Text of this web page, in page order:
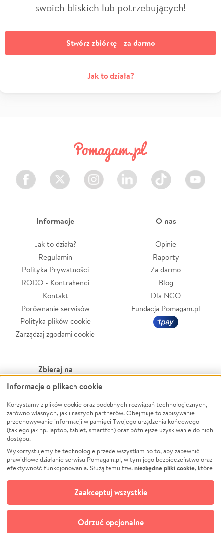
swoich bliskich lub potrzebujących!
Stwórz zbiórkę - za darmo
Jak to działa?
Facebook Twitter Instagram LinkedIn TikTok Youtube
Informacje
Jak to działa?
Regulamin
Polityka Prywatności
RODO - Kontrahenci
Kontakt
Porównanie serwisów
Polityka plików cookie
Zarządzaj zgodami cookie
O nas
Opinie
Raporty
Za darmo
Blog
Dla NGO
Fundacja Pomagam.pl
Zbieraj na
Leczenie
Zwierzęta
Pożar
Ukraina
Pomoc Finansowa
Projekty
Pogrzeb
Społeczność lokalna
Kultura
Powódź
Wichura
NGO
Edukacja
Podróż
Impreza
Ochrona środowiska
Biznes
Informacje o plikach cookie
Korzystamy z plików cookie oraz podobnych rozwiązań technologicznych,
zarówno własnych, jak i naszych partnerów. Obejmuje to zapisywanie i
przechowywanie informacji w pamięci Twojego urządzenia końcowego
(takiego jak np. laptop, tablet, smartfon) oraz późniejsze uzyskiwanie do nich
dostępu.
Wykorzystujemy te technologie przede wszystkim po to, aby zapewnić
prawidłowe działanie serwisu Pomagam.pl, w tym jego bezpieczeństwo oraz
efektywność funkcjonowania. Służą temu tzw.niezbędne pliki cookie, które
opcjonalnych plików cookie
technologii do celów analitycznych i retargetingowych. Możesz wyrazić
zgodę na ich stosowanie lub jej odmówić. W dowolnym momencie masz
możliwość zmiany swoich preferencji na stronie „Zarządzaj zgodami cookie”,
do której link znajdziesz w stopce serwisu Pomagam.pl. Opcjonalne pliki
Odrzuć opcjonalne
Zaakceptuj wszystkie